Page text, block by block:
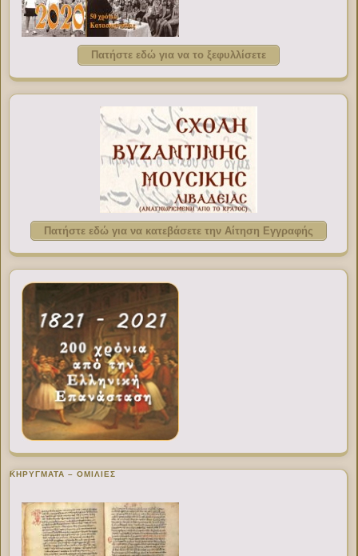
Πατήστε εδώ για να το ξεφυλλίσετε
Πατήστε εδώ για να κατεβάσετε την Αίτηση Εγγραφής
ΚΗΡΥΓΜΑΤΑ – ΟΜΙΛΙΕΣ